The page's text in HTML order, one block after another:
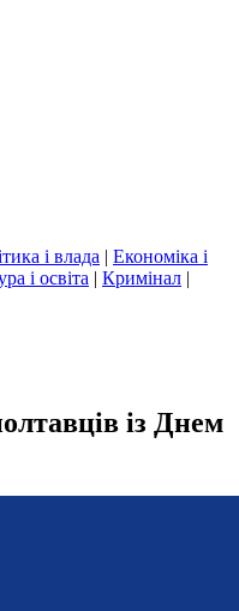
і влада | Економіка і
і освіта | Кримінал |
із Днем